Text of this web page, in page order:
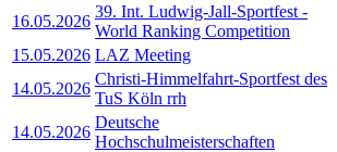
16.05.2026
39. Int. Ludwig-Jall-Sportfest -
World Ranking Competition
15.05.2026 LAZ Meeting
14.05.2026
Christi-Himmelfahrt-Sportfest des
TuS Köln rrh
14.05.2026
Deutsche
Hochschulmeisterschaften